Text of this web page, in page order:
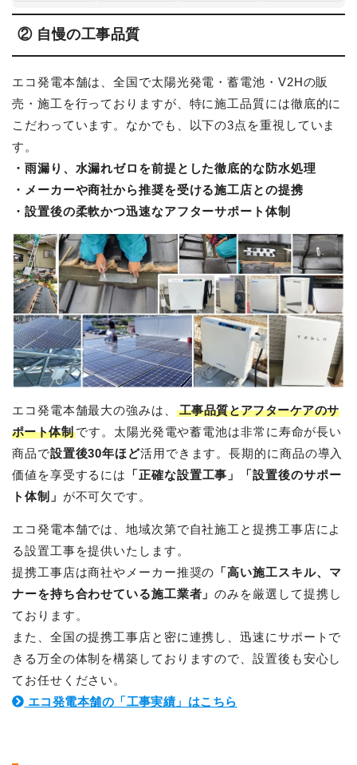
② 自慢の工事品質
エコ発電本舗は、全国で太陽光発電・蓄電池・V2Hの販
売・施工を行っておりますが、特に施工品質には徹底的に
こだわっています。なかでも、以下の3点を重視していま
す。
・雨漏り、水漏れゼロを前提とした徹底的な防水処理
・メーカーや商社から推奨を受ける施工店との提携
・設置後の柔軟かつ迅速なアフターサポート体制
エコ発電本舗最大の強みは、
工事品質とアフターケアのサ
ポート体制 です。太陽光発電や蓄電池は非常に寿命が長い
商品で設置後30年ほど活用できます。長期的に商品の導入
価値を享受するには
「正確な設置工事」「設置後のサポー
ト体制」 が不可欠です。
エコ発電本舗では、地域次第で自社施工と提携工事店によ
る設置工事を提供いたします。
提携工事店は商社やメーカー推奨の 「高い施工スキル、マ
ナーを持ち合わせている施工業者」のみを厳選して提携し
ております。
また、全国の提携工事店と密に連携し、迅速にサポートで
きる万全の体制を構築しておりますので、設置後も安心し
てお任せください。
エコ発電本舗の「工事実績」はこちら